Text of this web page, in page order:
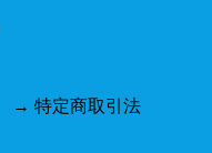
→ 特定商取引法